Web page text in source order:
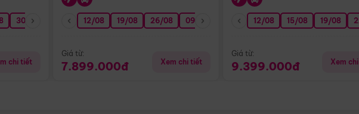
30/08 06/09 13/09 20/09 27/09
chi tiết
12/08 19/08 26/08 09/09 16/09 23/09 30/09 07/10
Giá từ:
7.899.000đ Xem chi tiết
12/08 15/08 19/08
Giá từ:
9.399.000đ Xem